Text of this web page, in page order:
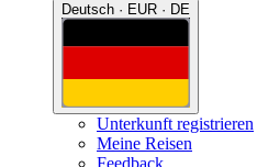
Deutsch · EUR · DE
Unterkunft registrieren
Meine Reisen
Feedback